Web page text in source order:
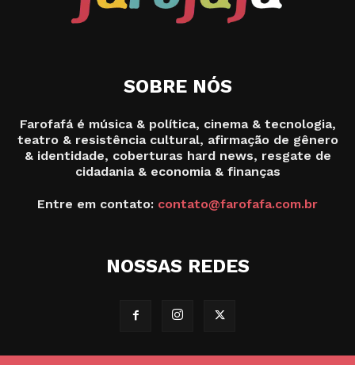
SOBRE NÓS
Farofafá é música & política, cinema & tecnologia,
teatro & resistência cultural, afirmação de gênero
& identidade, coberturas hard news, resgate de
cidadania & economia & finanças
Entre em contato: contato@farofafa.com.br
NOSSAS REDES